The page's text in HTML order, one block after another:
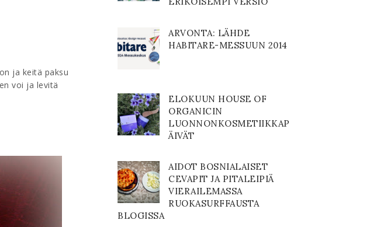
ja keitä paksu
voi ja levitä
ARVONTA: LÄHDE
HABITARE-MESSUUN 2014
ELOKUUN HOUSE OF
ORGANICIN
LUONNONKOSMETIIKKAP
ÄIVÄT
AIDOT BOSNIALAISET
CEVAPIT JA PITALEIPIÄ
VIERAILEMASSA
RUOKASURFFAUSTA
BLOGISSA